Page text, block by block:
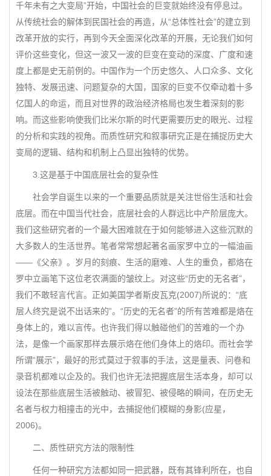
千年未有之大变局”开始，中国社会的巨变就始终没有停息过。
从传统社会的解体到民国社会的再造，从“总体性社会”的建立到
改革开放的实行，再到今天全面深化改革的开展，无论我们如何
评价这些变化，但这一波又一波的巨变在变动的深度、广度和速
度上都是史无前例的。中国作为一个历史悠久、人口众多、文化
独特、发展迅速、问题复杂的大国，国家的巨变不仅牵动着十多
亿国人的命运，而且对世界的政治经济格局也发生着深刻的影
响。而这些影响使我们比米尔斯的时代更需要历史的眼光、过程
的分析和实践的视角。而质性研究和叙事研究正是在捕捉历史大
变局的逻辑、结构和机制上凸显出独特的优势。
3.这是基于中国底层社会的复杂性
社会学自诞生以来的一个重要品质就是关注世俗生活和社会
底层。而在中国当代社会，底层社会的人群远比中产阶层庞大。
我们这些研究者的一个最大困难就在于如何能够进入这些沉默的
大多数人的生活世界。笔者常常想起著名画家罗中立的一幅油画
——《父亲》。岁月的刻痕、生活的磨难、人生的重负，都烙在
罗中立画笔下这位老农满面的皱纹上。对这些“历史的无名者”，
我们不敢轻言代言。正如美国学者斯皮瓦克(2007)所说的：“底
层人终究是说不出话来的”。“历史的无名者”的所有苦难都是烙在
身体上的，难以言传。也许我们得以触碰他们的苦难的一个办
法，是像一个画家那样去展示烙在他们身体上的烙印。而社会学
所谓“展示”，最好的形式莫过于叙事的手法，这是量表、问卷和
录音机都难以企及的。我们也许无法把握底层生活本身，却可以
设法在那些底层生活被触动、被冒犯、被侵略的瞬间，在历史无
名者与权力相撞击的光中，去捕捉他们模糊的身影(应星，
2006)。
二、质性研究方法的限制性
任何一种研究方法都如同一把武器，既有其锋利所在，也自